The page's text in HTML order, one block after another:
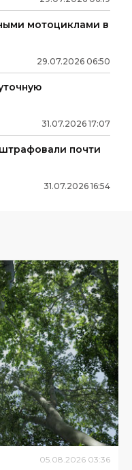
мотоциклами в
29.07.2026 06:50
31.07.2026 17:07
почти
31.07.2026 16:54
05.08.2026 03:36